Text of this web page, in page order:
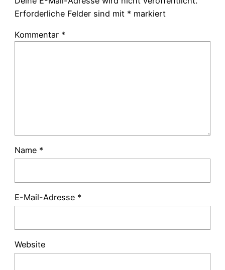
Erforderliche Felder sind mit * markiert
Kommentar *
Name *
E-Mail-Adresse *
Website